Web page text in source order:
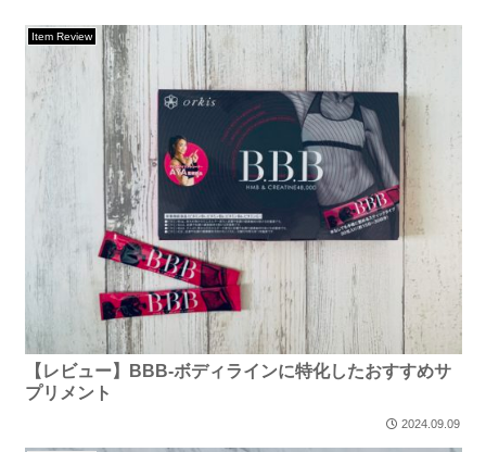
Item Review
【レビュー】BBB-ボディラインに特化したおすすめサ
プリメント
2024.09.09